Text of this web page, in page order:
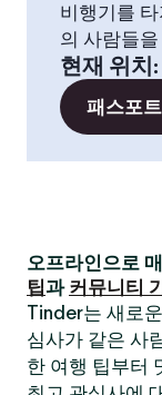
비행기를
의 사람들
현재 위치:
패스포
오프라인으로
팁과 커뮤니티
Tinder는 새로
심사가 같은 사
한 여행 팁부터